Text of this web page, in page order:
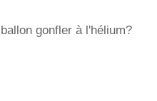
gonfler à l'hélium?